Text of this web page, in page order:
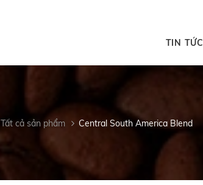
TIN TỨC
Tất cả sản phẩm Central South America Blend